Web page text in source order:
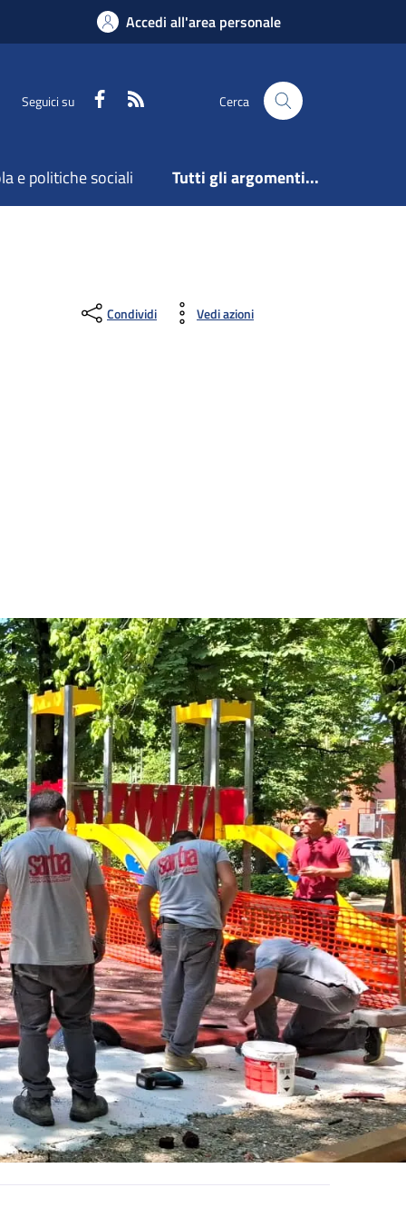
Accedi all'area personale
Seguici su Facebook Cerca
e politiche sociali Tutti gli argomenti...
Condividi Vedi azioni